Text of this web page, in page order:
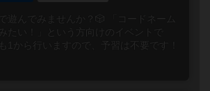
遊んでみませんか？🎲 「コードネーム
たい！」という方向けのイベントで
1から行いますので、予習は不要です！